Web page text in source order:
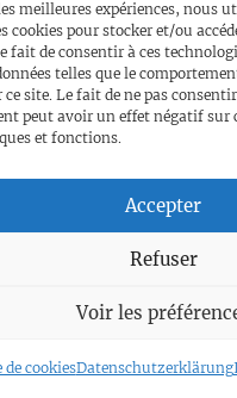
meilleures expériences, nous
cookies pour stocker et/ou
fait de consentir à ces
telles que le
site. Le fait de ne pas
peut avoir un effet négatif sur
et fonctions.
Accepter
Refuser
Voir les
cookiesDatenschutzerklärung